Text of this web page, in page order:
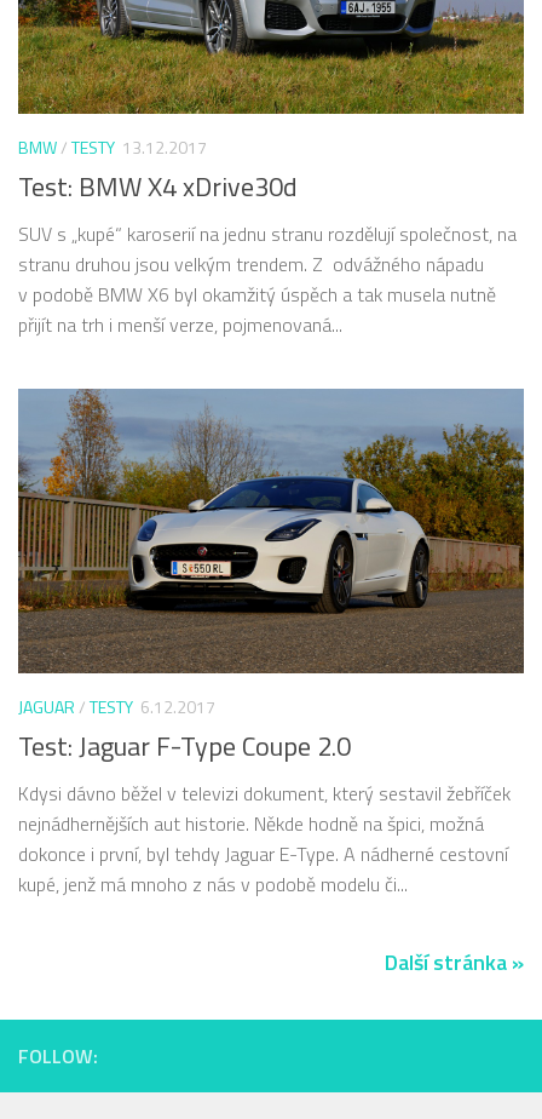
BMW/TESTY 13.12.2017
Test: BMW X4 xDrive30d
SUV s „kupé“ karoserií na jednu stranu rozdělují společnost, na
stranu druhou jsou velkým trendem. Z odvážného nápadu
v podobě BMW X6 byl okamžitý úspěch a tak musela nutně
přijít na trh i menší verze, pojmenovaná...
JAGUAR/TESTY 6.12.2017
Test: Jaguar F-Type Coupe 2.0
Kdysi dávno běžel v televizi dokument, který sestavil žebříček
nejnádhernějších aut historie. Někde hodně na špici, možná
dokonce i první, byl tehdy Jaguar E-Type. A nádherné cestovní
kupé, jenž má mnoho z nás v podobě modelu či...
Další stránka »
FOLLOW: